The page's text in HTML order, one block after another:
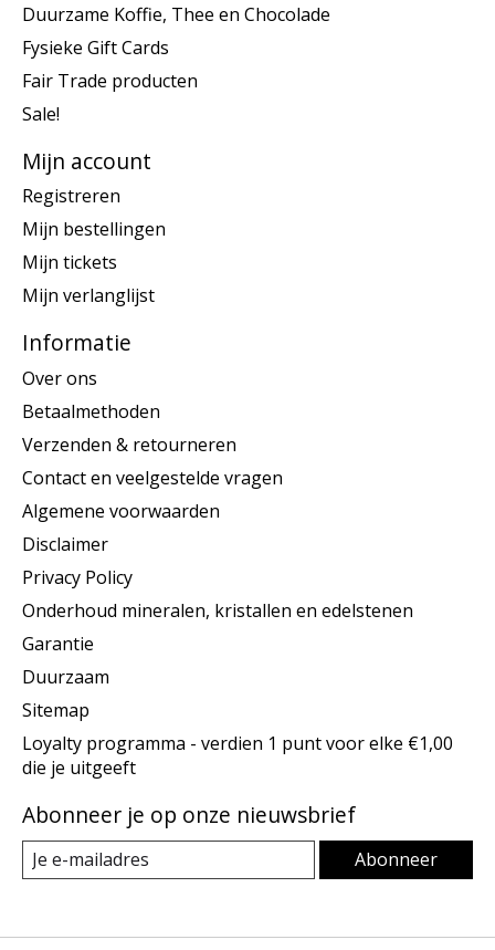
Duurzame Koffie, Thee en Chocolade
Fysieke Gift Cards
Fair Trade producten
Sale!
Mijn account
Registreren
Mijn bestellingen
Mijn tickets
Mijn verlanglijst
Informatie
Over ons
Betaalmethoden
Verzenden & retourneren
Contact en veelgestelde vragen
Algemene voorwaarden
Disclaimer
Privacy Policy
Onderhoud mineralen, kristallen en edelstenen
Garantie
Duurzaam
Sitemap
Loyalty programma - verdien 1 punt voor elke €1,00
die je uitgeeft
Abonneer je op onze nieuwsbrief
Abonneer